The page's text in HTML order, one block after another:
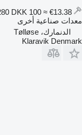
DKK 100 ≈ €13.38
معدات صناعية أخرى
الدنمارك، Tølløse
Klaravik Denmark